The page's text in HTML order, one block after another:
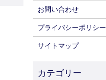
お問い合わせ
プライバシーポリシー
サイトマップ